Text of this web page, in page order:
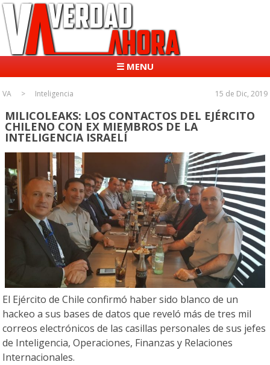
☰ MENU
VA Inteligencia 15 de Dic, 2019
MILICOLEAKS: LOS CONTACTOS DEL EJÉRCITO
CHILENO CON EX MIEMBROS DE LA
INTELIGENCIA ISRAELÍ
El Ejército de Chile confirmó haber sido blanco de un
hackeo a sus bases de datos que reveló más de tres mil
correos electrónicos de las casillas personales de sus jefes
de Inteligencia, Operaciones, Finanzas y Relaciones
Internacionales.